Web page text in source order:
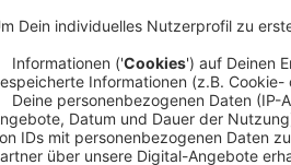
der Anbieter. Vor
wann eine
möchte, muss
Anzeige